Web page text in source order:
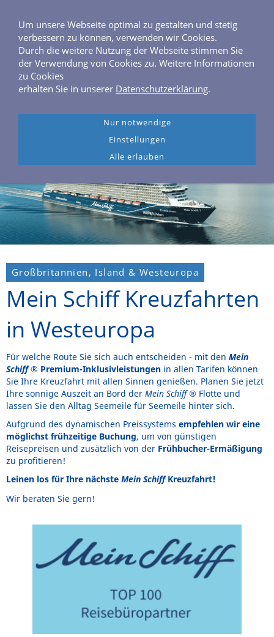
Navigation einblenden
Großbritannien, Island & Westeuropa
Mein Schiff Kreuzfahrten
in Westeuropa
Für welche Route Sie sich auch entscheiden - mit den Mein
Schiff® Premium-Inklusivleistungen in allen Tarifen können
Sie Ihre Kreuzfahrt mit allen Sinnen genießen. Planen Sie jetzt
Ihre sonnige Auszeit an Bord der Mein Schiff® Flotte und
lassen Sie den Alltag Seemeile für Seemeile hinter sich.
Aufgrund des dynamischen Preissystems empfehlen wir eine
möglichst frühzeitige Buchung, um von günstigen
Reisepreisen und zusätzlich von der Frühbucher-Ermäßigung
zu profitieren!
Leinen los für Ihre nächste Mein SchiffKreuzfahrt!
Wir beraten Sie gern!
Um unsere Webseite optimal zu gestalten und stetig
verbessern zu können, verwenden wir Cookies.
Durch die weitere Nutzung der Webseite stimmen Sie
der Verwendung von Cookies zu. Weitere Informationen
zu Cookies
erhalten Sie in unserer Datenschutzerklärung.
Nur notwendige
Einstellungen
Alle erlauben